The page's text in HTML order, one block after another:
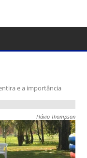
e a importância
Flávio Thompson